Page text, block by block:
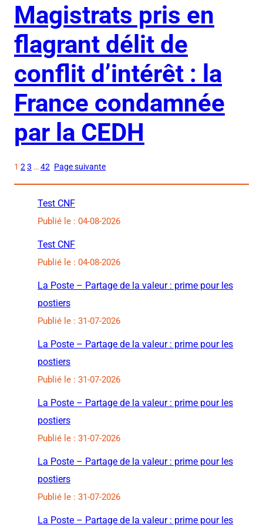
Magistrats pris en
flagrant délit de
conflit d’intérêt : la
France condamnée
par la CEDH
1 2 3 … 42 Page suivante
Test CNF
Publié le : 04-08-2026
Test CNF
Publié le : 04-08-2026
La Poste – Partage de la valeur : prime pour les
postiers
Publié le : 31-07-2026
La Poste – Partage de la valeur : prime pour les
postiers
Publié le : 31-07-2026
La Poste – Partage de la valeur : prime pour les
postiers
Publié le : 31-07-2026
La Poste – Partage de la valeur : prime pour les
postiers
Publié le : 31-07-2026
La Poste – Partage de la valeur : prime pour les